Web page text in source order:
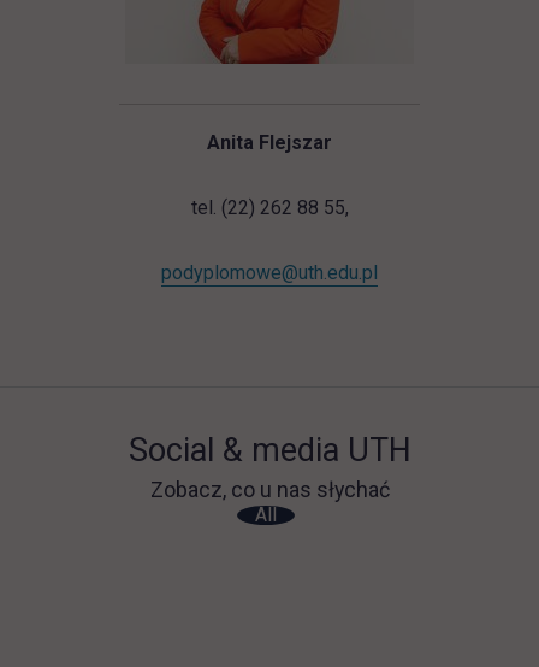
Anita Flejszar
tel. (22) 262 88 55,
podyplomowe@uth.edu.pl
Social & media UTH
Zobacz, co u nas słychać
Filter network
All